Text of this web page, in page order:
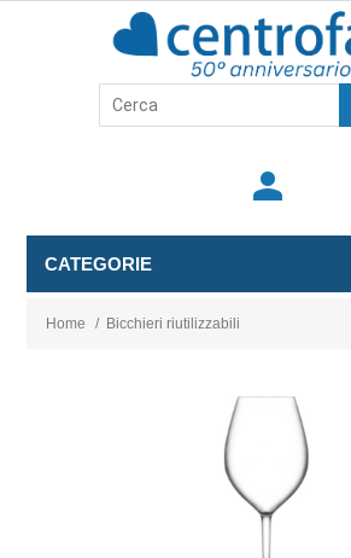
person
CATEGORIE
Home / Bicchieri riutilizzabili